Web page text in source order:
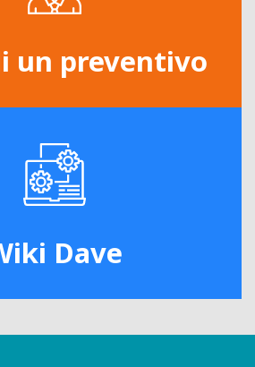
un preventivo
Dave